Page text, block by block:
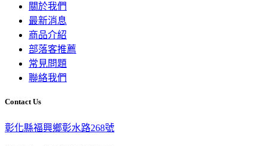
關於我們
最新消息
商品介紹
部落客推薦
常見問題
聯絡我們
Contact Us
彰化縣福興鄉彰水路268號